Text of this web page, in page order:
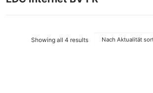
Showing all 4 results
Nach